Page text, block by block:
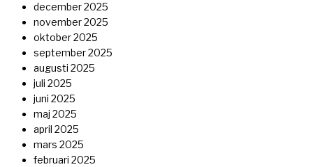
december 2025
november 2025
oktober 2025
september 2025
augusti 2025
juli 2025
juni 2025
maj 2025
april 2025
mars 2025
februari 2025